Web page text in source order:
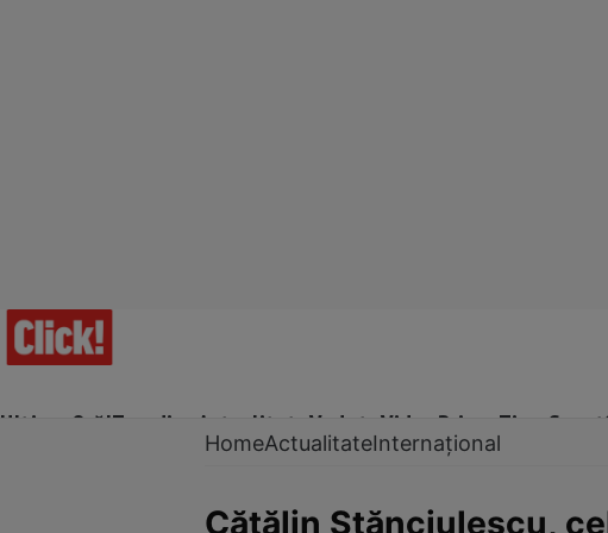
Ultima Oră!Trending Actualitate Vedete Video Prime Time Sport
HomeActualitateInternațional
Cătălin Stănciulescu,